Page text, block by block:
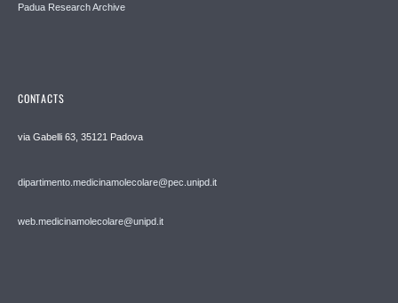
Padua Research Archive
CONTACTS
via Gabelli 63, 35121 Padova
dipartimento.medicinamolecolare@pec.unipd.it
web.medicinamolecolare@unipd.it